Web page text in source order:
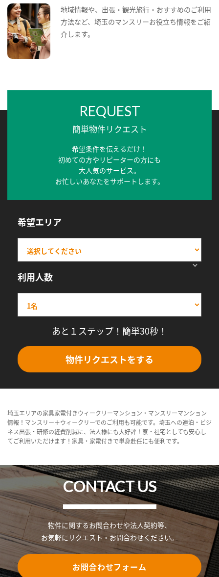
地域情報や、出張・観光旅行・おすすめのご利用
方法など、埼玉のマンスリーお役立ち情報をご紹
介します。
REQUEST
簡単物件リクエスト
希望条件を伝えるだけ！
初めての方やリピーターの方にも
大人気のサービス。
お忙しいあなたをサポートします。
希望エリア
利用人数
あと１ステップ！簡単30秒！
物件リクエストをする
埼玉エリアの家具家電付きウィークリーマンション・マンスリーマンション
情報！マンスリー＋ウィークリーでのご利用も可能です。埼玉への連泊・ビジ
ネス出張・研修の経費削減に、法人様にも大好評！寮・社宅としても安心し
てご利用いただけます！家具・家電付きで単身赴任にも便利です。
CONTACT US
物件に関するお問合わせや法人契約等、
お気軽にリクエスト・お問合わせください。
お問合わせフォーム